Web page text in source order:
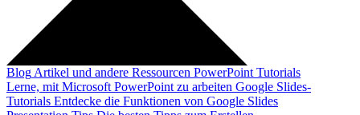
Blog Artikel und andere Ressourcen PowerPoint Tutorials
Lerne, mit Microsoft PowerPoint zu arbeiten Google Slides-
Tutorials Entdecke die Funktionen von Google Slides